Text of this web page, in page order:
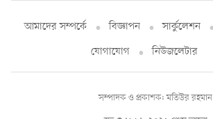
আমাদের সম্পর্কে বিজ্ঞাপন সার্কুলেশন
যোগাযোগ
নিউজলেটার
সম্পাদক ও প্রকাশক: মতিউর রহমান